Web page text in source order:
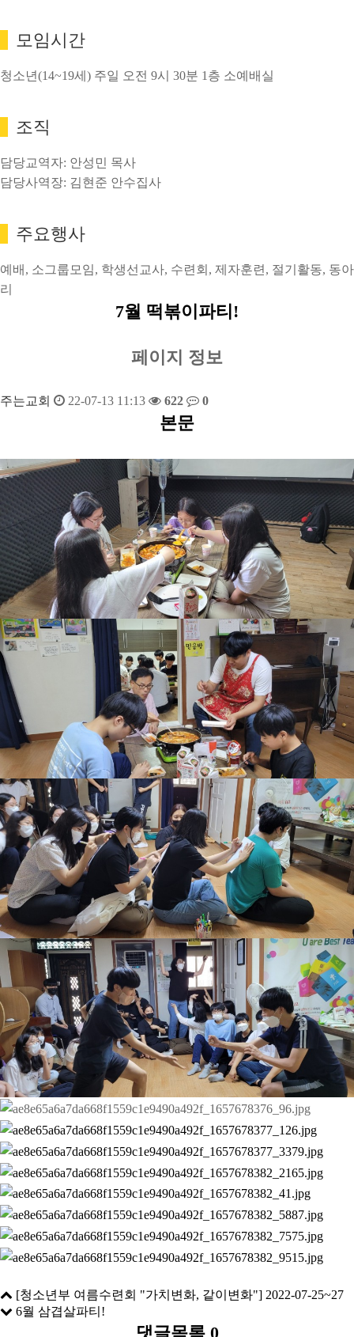
모임시간
청소년(14~19세) 주일 오전 9시 30분 1층 소예배실
조직
담당교역자: 안성민 목사
담당사역장: 김현준 안수집사
주요행사
예배, 소그룹모임, 학생선교사, 수련회, 제자훈련, 절기활동, 동아
리
7월 떡볶이파티!
페이지 정보
주는교회 22-07-13 11:13 622 0
본문
[청소년부 여름수련회 "가치변화, 같이변화"] 2022-07-25~27
6월 삼겹살파티!
댓글목록 0